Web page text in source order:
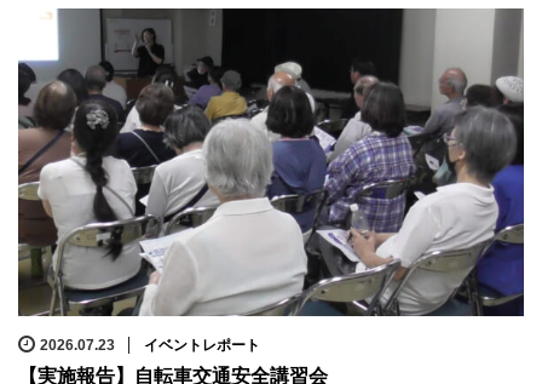
2026.07.23 イベントレポート
【実施報告】自転車交通安全講習会